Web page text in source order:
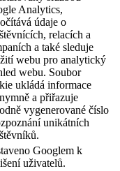
Analytics,
údaje o
relacích a
a také sleduje
webu pro analytický
webu. Soubor
ukládá informace
a přiřazuje
vygenerované číslo
unikátních
Googlem k
uživatelů.